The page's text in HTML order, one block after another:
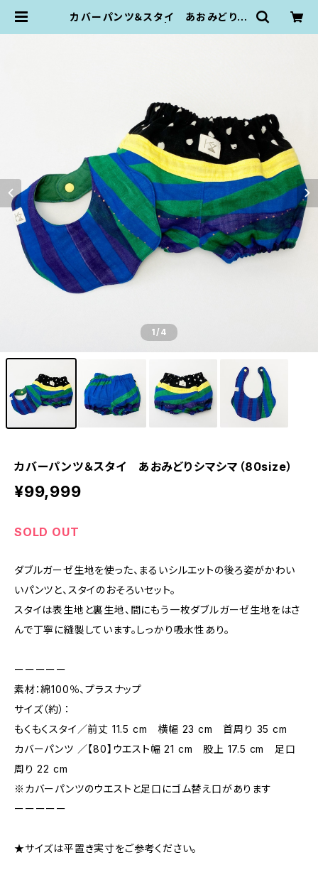
カバーパンツ＆スタイ あおみどりシ
1/4
カバーパンツ＆スタイ あおみどりシマシマ（80size）
¥99,999
SOLD OUT
ダブルガーゼ生地を使った、まるいシルエットの後ろ姿がかわい
いパンツと、スタイのおそろいセット。
スタイは表生地と裏生地、間にもう一枚ダブルガーゼ生地をはさ
んで丁寧に縫製しています。しっかり吸水性あり。
ーーーーー
素材：綿100％、プラスナップ
サイズ（約）：
もくもくスタイ／前丈 11.5 cm 横幅 23 cm 首周り 35 cm
カバーパンツ ／【80】ウエスト幅 21 cm 股上 17.5 cm 足口
周り 22 cm
※カバーパンツのウエストと足口にゴム替え口があります
ーーーーー
★サイズは平置き実寸をご参考ください。